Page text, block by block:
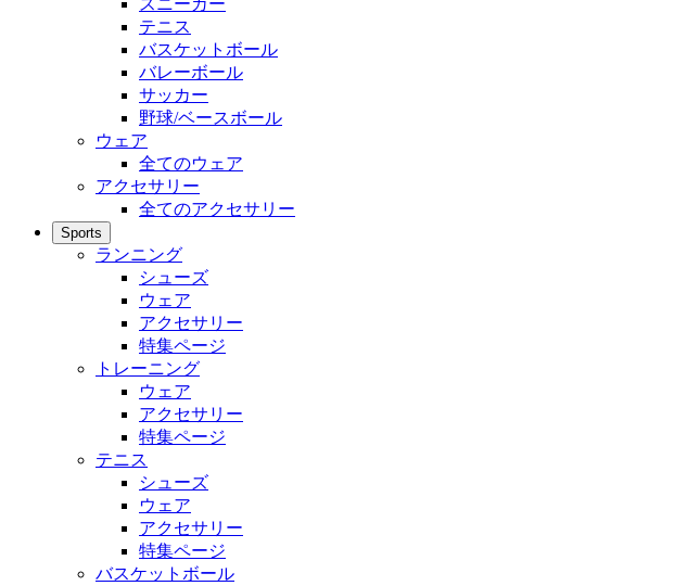
スニーカー
テニス
バスケットボール
バレーボール
サッカー
野球/ベースボール
ウェア
全てのウェア
アクセサリー
全てのアクセサリー
Sports
ランニング
シューズ
ウェア
アクセサリー
特集ページ
トレーニング
ウェア
アクセサリー
特集ページ
テニス
シューズ
ウェア
アクセサリー
特集ページ
バスケットボール